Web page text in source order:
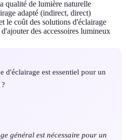
qualité de lumière naturelle
adapté (indirect, direct)
le coût des solutions d'éclairage
des accessoires lumineux
d'éclairage est essentiel pour un
général est nécessaire pour un